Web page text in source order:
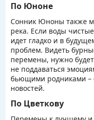
По Юноне
Сонник Юноны также
река. Если воды
идет гладко и в
проблем. Видеть
перемены, нужно
не поддаваться
бьющими родниками –
новостей.
По Цветкову